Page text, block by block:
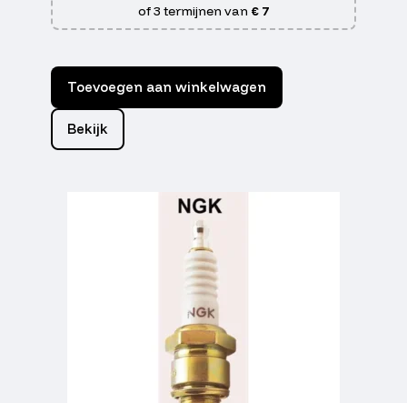
of 3 termijnen van € 7
Toevoegen aan winkelwagen
Bekijk